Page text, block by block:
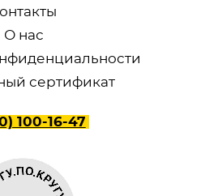
О нас
сертификат
100-16-47